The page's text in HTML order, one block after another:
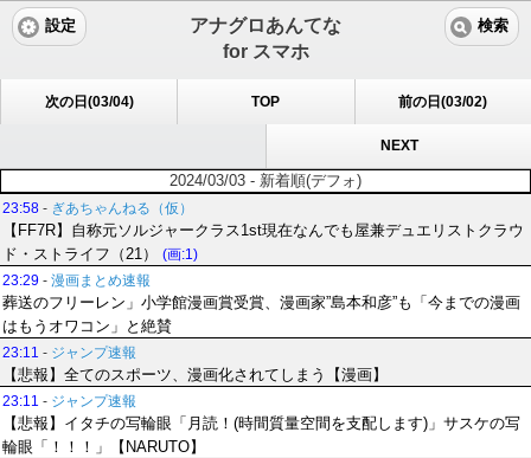
アナグロあんてな
for スマホ
設定 検索
次の日(03/04) TOP 前の日(03/02)
NEXT
2024/03/03 - 新着順(デフォ)
23:58 - ぎあちゃんねる（仮）
【FF7R】自称元ソルジャークラス1st現在なんでも屋兼デュエリストクラウ
ド・ストライフ（21）
(画:1)
23:29 - 漫画まとめ速報
葬送のフリーレン」小学館漫画賞受賞、漫画家”島本和彦”も「今までの漫画
はもうオワコン」と絶賛
23:11 - ジャンプ速報
【悲報】全てのスポーツ、漫画化されてしまう【漫画】
23:11 - ジャンプ速報
【悲報】イタチの写輪眼「月読！(時間質量空間を支配します)」サスケの写
輪眼「！！！」【NARUTO】